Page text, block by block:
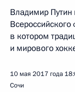
Владимир Путин
в котором
и мирового
10 мая 2017 года
Сочи